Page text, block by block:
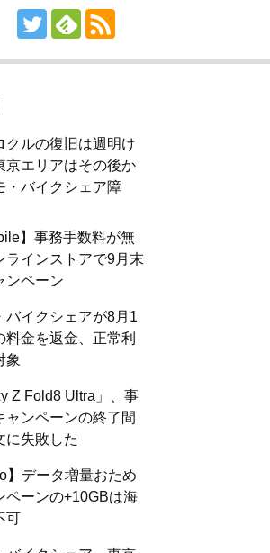
クルの復旧は週明け
京エリアはその後か
・バイクシェア障
】事務手数料が無
ラインストアで9月末
ンペーン
バイクシェアが8月1
料金を返金、正常利
象
Z Fold8 Ultra」、事
ャンペーンの終了間
に失敗した
】データ増量おため
ペーンの+10GBは海
可